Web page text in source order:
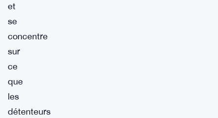
et
se
concentre
sur
ce
que
les
détenteurs